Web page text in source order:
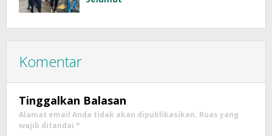
Komentar
Tinggalkan Balasan
Alamat email Anda tidak akan dipublikasikan. Ruas yang
wajib ditandai *